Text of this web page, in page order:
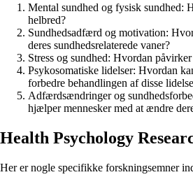
Mental sundhed og fysisk sundhed:
helbred?
Sundhedsadfærd og motivation:
deres sundhedsrelaterede vaner?
Stress og sundhed: Hvordan
Psykosomatiske lidelser: Hvordan
forbedre behandlingen af disse
Adfærdsændringer og
hjælper mennesker med at ændre
Health Psychology
Her er nogle specifikke forskningsemner